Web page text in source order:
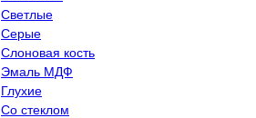
Светлые
Серые
Слоновая кость
Эмаль МДФ
Глухие
Со стеклом